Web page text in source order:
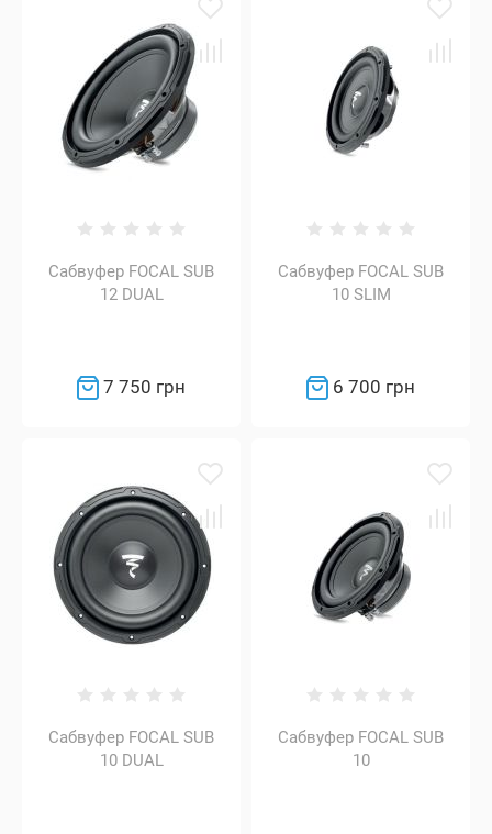
Сабвуфер FOCAL SUB
12 DUAL
7 750 грн
Сабвуфер FOCAL SUB
10 SLIM
6 700 грн
Сабвуфер FOCAL SUB
10 DUAL
Сабвуфер FOCAL SUB
10